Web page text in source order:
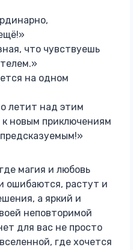
что чувствуешь
на одном
летит над этим
новым приключениям
магия и любовь
ошибаются, растут и
а яркий и
неповторимой
для вас не просто
где хочется